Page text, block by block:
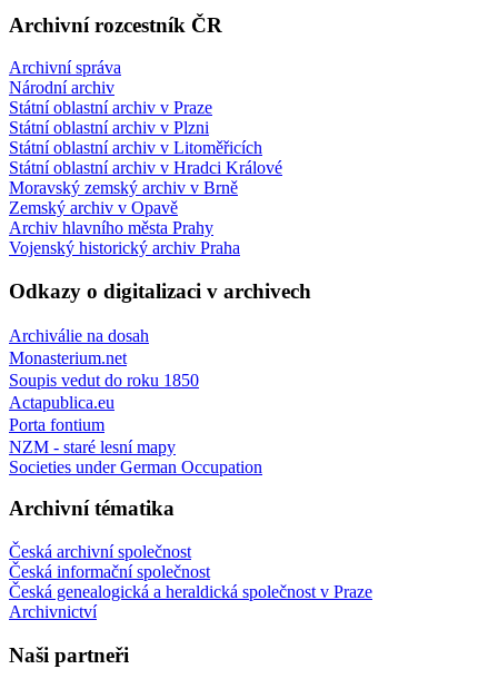
Archivní rozcestník ČR
Archivní správa
Národní archiv
Státní oblastní archiv v Praze
Státní oblastní archiv v Plzni
Státní oblastní archiv v Litoměřicích
Státní oblastní archiv v Hradci Králové
Moravský zemský archiv v Brně
Zemský archiv v Opavě
Archiv hlavního města Prahy
Vojenský historický archiv Praha
Odkazy o digitalizaci v archivech
Archiválie na dosah
Monasterium.net
Soupis vedut do roku 1850
Actapublica.eu
Porta fontium
NZM - staré lesní mapy
Societies under German Occupation
Archivní tématika
Česká archivní společnost
Česká informační společnost
Česká genealogická a heraldická společnost v Praze
Archivnictví
Naši partneři